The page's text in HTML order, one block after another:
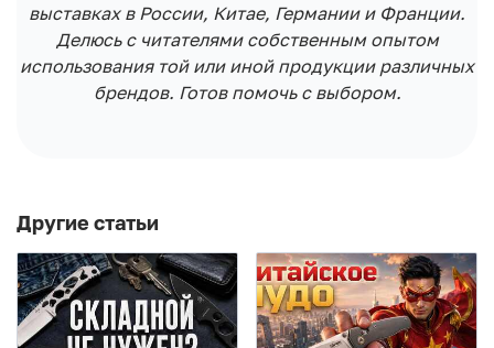
выставках в России, Китае, Германии и Франции.
Делюсь с читателями собственным опытом
использования той или иной продукции различных
брендов. Готов помочь с выбором.
Другие статьи